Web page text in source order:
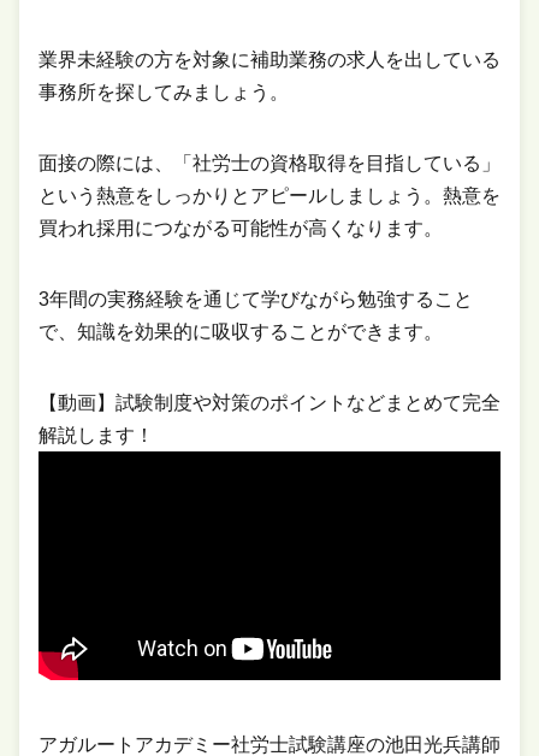
業界未経験の方を対象に補助業務の求人を出している
事務所を探してみましょう。
面接の際には、「社労士の資格取得を目指している」
という熱意をしっかりとアピールしましょう。熱意を
買われ採用につながる可能性が高くなります。
3年間の実務経験を通じて学びながら勉強すること
で、知識を効果的に吸収することができます。
【動画】試験制度や対策のポイントなどまとめて完全
解説します！
アガルートアカデミー社労士試験講座の池田光兵講師